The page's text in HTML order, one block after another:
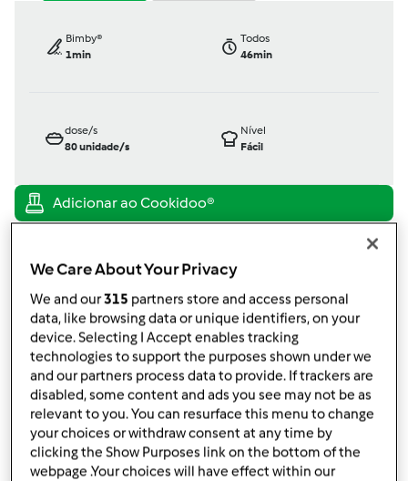
Bimby®
1min
Todos
46min
dose/s
80unidade/s
Nível
Fácil
published: 01.03.2021
Adicionar às minhas coleções
Partilhar receita
Criar uma variante
We Care About Your Privacy
We and our315 partners store and access personal
data, like browsing data or unique identifiers, on your
device. Selecting I Accept enables tracking
technologies to support the purposes shown under we
and our partners process data to provide. If trackers are
disabled, some content and ads you see may not be as
relevant to you. You can resurface this menu to change
your choices or withdraw consent at any time by
clicking the Show Purposes link on the bottom of the
webpage .Your choices will have effect within our